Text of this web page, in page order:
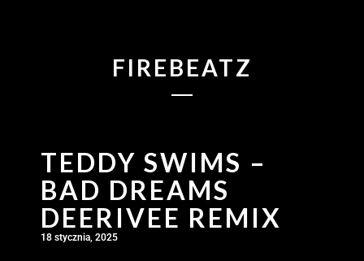
FIREBEATZ
TEDDY SWIMS –
BAD DREAMS
DEERIVEE REMIX
18 stycznia, 2025